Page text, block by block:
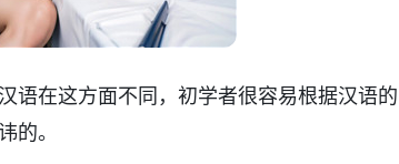
语在这方面不同，初学者很容易根据汉语的
的。